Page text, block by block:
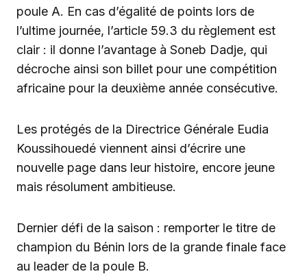
poule A. En cas d’égalité de points lors de
l’ultime journée, l’article 59.3 du règlement est
clair : il donne l’avantage à Soneb Dadje, qui
décroche ainsi son billet pour une compétition
africaine pour la deuxième année consécutive.
Les protégés de la Directrice Générale Eudia
Koussihouedé viennent ainsi d’écrire une
nouvelle page dans leur histoire, encore jeune
mais résolument ambitieuse.
Dernier défi de la saison : remporter le titre de
champion du Bénin lors de la grande finale face
au leader de la poule B.